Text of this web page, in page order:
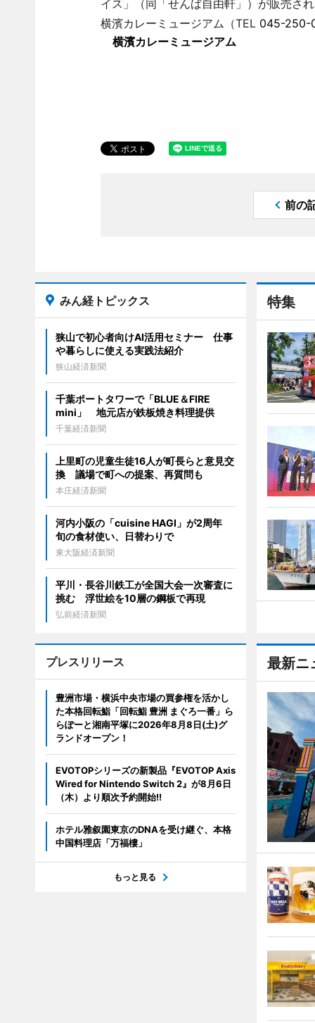
イス」（同「せんば自由軒」）が販売さ
横濱カレーミュージアム（TEL 045-250-
横濱カレーミュージアム
前の
特集
最新ニ
みん経トピックス
狭山で初心者向けAI活用セミナー 仕事
や暮らしに使える実践法紹介
狭山経済新聞
千葉ポートタワーで「BLUE＆FIRE
mini」 地元店が鉄板焼き料理提供
千葉経済新聞
上里町の児童生徒16人が町長らと意見交
換 議場で町への提案、再質問も
本庄経済新聞
河内小阪の「cuisine HAGI」が2周年
旬の食材使い、日替わりで
東大阪経済新聞
平川・長谷川鉄工が全国大会一次審査に
挑む 浮世絵を10層の鋼板で再現
弘前経済新聞
プレスリリース
豊洲市場・横浜中央市場の買参権を活かし
た本格回転鮨「回転鮨 豊洲 まぐろ一番」ら
らぽーと湘南平塚に2026年8月8日(土)グ
ランドオープン！
EVOTOPシリーズの新製品『EVOTOP Axis
Wired for Nintendo Switch 2』が8月6日
（木）より順次予約開始!!
ホテル雅叙園東京のDNAを受け継ぐ、本格
中国料理店「万福樓」
もっと見る